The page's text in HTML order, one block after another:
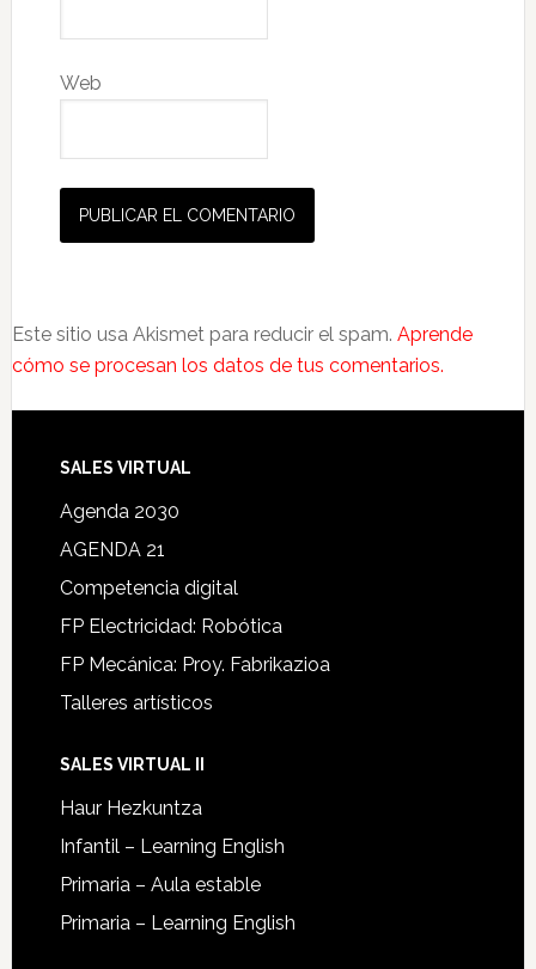
Web
Este sitio usa Akismet para reducir el spam. Aprende
cómo se procesan los datos de tus comentarios.
SALES VIRTUAL
Agenda 2030
AGENDA 21
Competencia digital
FP Electricidad: Robótica
FP Mecánica: Proy. Fabrikazioa
Talleres artísticos
SALES VIRTUAL II
Haur Hezkuntza
Infantil – Learning English
Primaria – Aula estable
Primaria – Learning English